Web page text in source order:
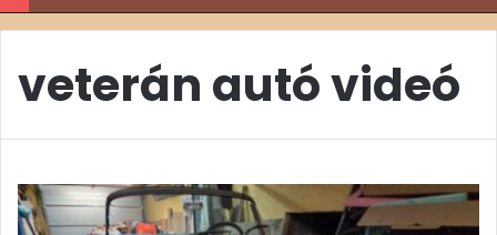
veterán autó videó